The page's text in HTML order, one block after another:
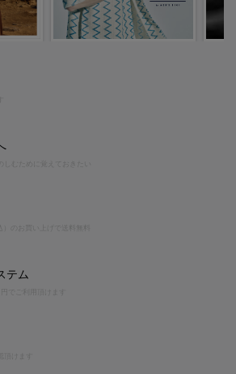
）のお買い上げで送料無料
テム
でご利用頂けます